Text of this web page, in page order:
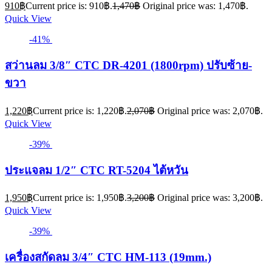
910฿Current price is: 910฿.1,470฿ Original price was: 1,470฿.
Quick View
-41%
สว่านลม 3/8″ CTC DR-4201 (1800rpm) ปรับซ้าย-
ขวา
1,220฿Current price is: 1,220฿.2,070฿ Original price was: 2,070฿.
Quick View
-39%
ประแจลม 1/2″ CTC RT-5204 ไต้หวัน
1,950฿Current price is: 1,950฿.3,200฿ Original price was: 3,200฿.
Quick View
-39%
เครื่องสกัดลม 3/4″ CTC HM-113 (19mm.)